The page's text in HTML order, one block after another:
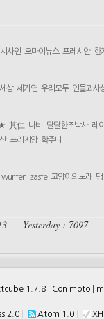
시사인 오마이뉴스 프레시안 한
상 세기연 우리모두 인물과사
其仁 나비 달달한조박사 레
프리지앙 학주니
wurifen zasfe 고양이의노래
Yesterday : 7097
1.7.8 : Con moto
2.0 Atom 1.0